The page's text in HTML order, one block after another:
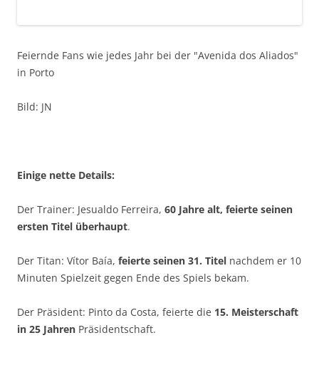
Feiernde Fans wie jedes Jahr bei der "Avenida dos Aliados"
in Porto
Bild: JN
Einige nette Details:
Der Trainer: Jesualdo Ferreira, 60 Jahre alt, feierte seinen
ersten Titel überhaupt.
Der Titan: Vítor Baía, feierte seinen 31. Titel nachdem er 10
Minuten Spielzeit gegen Ende des Spiels bekam.
Der Präsident: Pinto da Costa, feierte die 15. Meisterschaft
in 25 Jahren Präsidentschaft.